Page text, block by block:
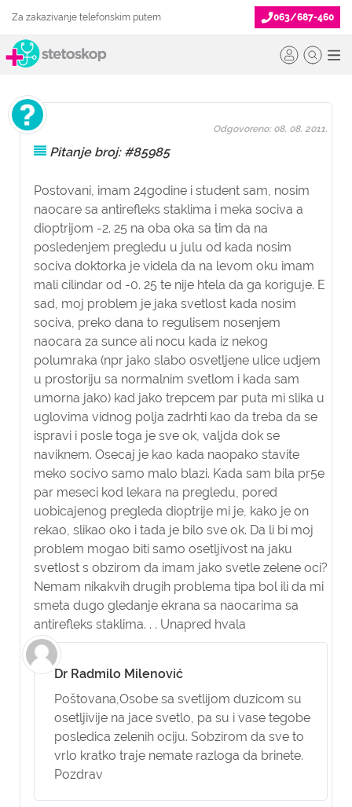
Za zakazivanje telefonskim putem 063/687-460
Pitanje broj: #85985
Postovani, imam 24godine i student sam, nosim
naocare sa antirefleks staklima i meka sociva a
dioptrijom -2. 25 na oba oka sa tim da na
posledenjem pregledu u julu od kada nosim
sociva doktorka je videla da na levom oku imam
mali cilindar od -0. 25 te nije htela da ga koriguje. E
sad, moj problem je jaka svetlost kada nosim
sociva, preko dana to regulisem nosenjem
naocara za sunce ali nocu kada iz nekog
polumraka (npr jako slabo osvetljene ulice udjem
u prostoriju sa normalnim svetlom i kada sam
umorna jako) kad jako trepcem par puta mi slika u
uglovima vidnog polja zadrhti kao da treba da se
ispravi i posle toga je sve ok, valjda dok se
naviknem. Osecaj je kao kada naopako stavite
meko socivo samo malo blazi. Kada sam bila pr5e
par meseci kod lekara na pregledu, pored
uobicajenog pregleda dioptrije mi je, kako je on
rekao, slikao oko i tada je bilo sve ok. Da li bi moj
problem mogao biti samo osetljivost na jaku
svetlost s obzirom da imam jako svetle zelene oci?
Nemam nikakvih drugih problema tipa bol ili da mi
smeta dugo gledanje ekrana sa naocarima sa
antirefleks staklima. . . Unapred hvala
Odgovoreno: 08. 08. 2011.
Dr Radmilo Milenović
Poštovana,Osobe sa svetlijom duzicom su
osetljivije na jace svetlo, pa su i vase tegobe
posledica zelenih ociju. Sobzirom da sve to
vrlo kratko traje nemate razloga da brinete.
Pozdrav